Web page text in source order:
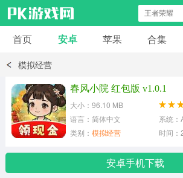
安卓应用
模拟经营
首页 安卓 苹果 合集
模拟经营
春风小院 红包版 v1.0.1
大小：96.10 MB
语言：简体中文
系统
类别： 模拟经营 时间
安卓手机下载